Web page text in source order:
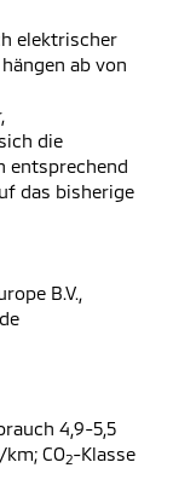
elektrischer
ab von
die
entsprechend
das bisherige
B.V.,
4,9-5,5
CO2-Klasse